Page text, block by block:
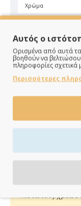
Χρώμα
Άμεση αποστολή
Πιστωτική/
Αυτός ο
Ορισμένα από αυτά
βοηθούν να
πληροφορίες
Περισσότερες